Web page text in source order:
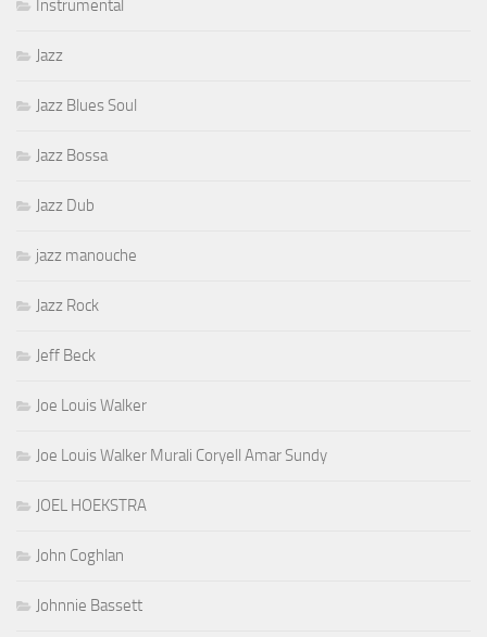
Instrumental
Jazz
Jazz Blues Soul
Jazz Bossa
Jazz Dub
jazz manouche
Jazz Rock
Jeff Beck
Joe Louis Walker
Joe Louis Walker Murali Coryell Amar Sundy
JOEL HOEKSTRA
John Coghlan
Johnnie Bassett